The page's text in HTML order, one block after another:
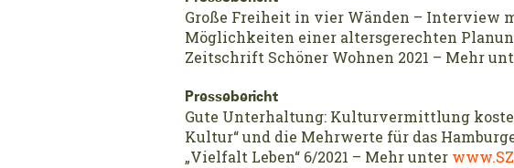
Große Freiheit in vier Wänden – Interview
Möglichkeiten einer altersgerechten
Zeitschrift Schöner Wohnen 2021 – Mehr
Pressebericht
Gute Unterhaltung: Kulturvermittlung
Kultur“ und die Mehrwerte für das
„Vielfalt Leben“ 6/2021 – Mehr unter